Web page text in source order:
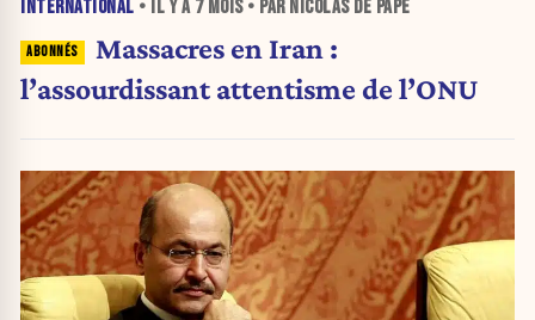
INTERNATIONAL • IL Y A 7 MOIS• PAR NICOLAS DE PAPE
Massacres en Iran :
l’assourdissant attentisme de l’ONU